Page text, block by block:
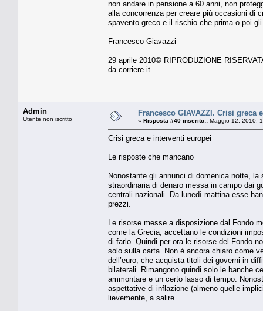
non andare in pensione a 60 anni, non
alla concorrenza per creare più occasioni di
spavento greco e il rischio che prima o poi
Francesco Giavazzi
29 aprile 2010© RIPRODUZIONE
da corriere.it
Admin
Utente non iscritto
Francesco GIAVAZZI. Crisi greca
« Risposta #40 inserito:: Maggio 12, 2010,
Crisi greca e interventi europei
Le risposte che mancano
Nonostante gli annunci di domenica notte,
straordinaria di denaro messa in campo dai
centrali nazionali. Da lunedì mattina esse
prezzi.
Le risorse messe a disposizione dal Fondo
come la Grecia, accettano le condizioni
di farlo. Quindi per ora le risorse del Fondo
solo sulla carta. Non è ancora chiaro come
dell’euro, che acquista titoli dei governi in
bilaterali. Rimangono quindi solo le banche
ammontare e un certo lasso di tempo.
aspettative di inflazione (almeno quelle
lievemente, a salire.